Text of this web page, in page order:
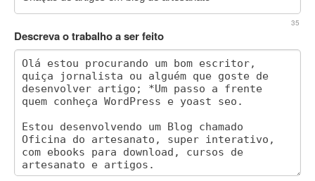
35
Descreva o trabalho a ser feito